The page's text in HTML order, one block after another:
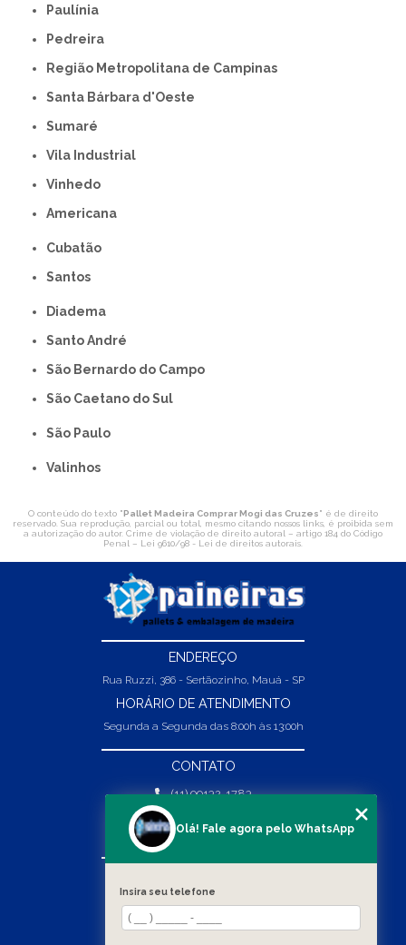
Paulínia
Pedreira
Região Metropolitana de Campinas
Santa Bárbara d'Oeste
Sumaré
Vila Industrial
Vinhedo
americana
Cubatão
Santos
Diadema
Santo André
São Bernardo do Campo
São Caetano do Sul
São Paulo
Valinhos
O conteúdo do texto " Pallet Madeira Comprar Mogi das Cruzes" é de direito
reservado. Sua reprodução, parcial ou total, mesmo citando nossos links, é proibida sem
a autorização do autor. Crime de violação de direito autoral – artigo 184 do Código
Penal – Lei 9610/98 - Lei de direitos autorais.
ENDEREÇO
Rua Ruzzi, 386 - Sertãozinho, Mauá - SP
HORÁRIO DE ATENDIMENTO
Segunda a Segunda das 8:00h às 13:00h
CONTATO
(11) 99132-1783
(11) 99132-1783
vendas@abpaineiras.com.br
SOBRE NÓS
Olá! Fale agora pelo WhatsApp
Insira seu telefone